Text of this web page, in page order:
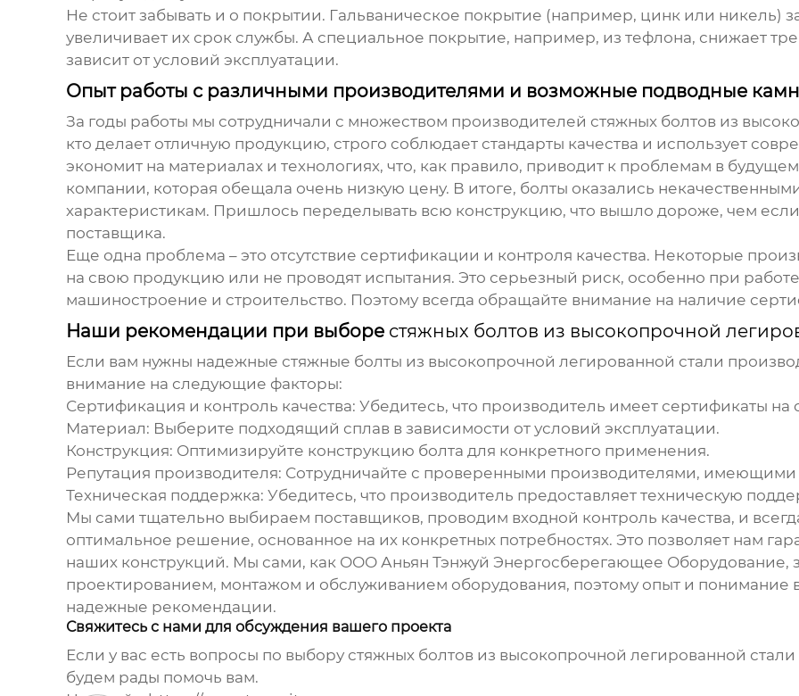
Не стоит забывать и о покрытии. Гальваническое покрытие (например, цинк или никель)
увеличивает их срок службы. А специальное покрытие, например, из тефлона, снижает
зависит от условий эксплуатации.
Опыт работы с различными производителями и возможные подводные
За годы работы мы сотрудничали с множеством производителей стяжных болтов из
кто делает отличную продукцию, строго соблюдает стандарты качества и использует
экономит на материалах и технологиях, что, как правило, приводит к проблемам в
компании, которая обещала очень низкую цену. В итоге, болты оказались
характеристикам. Пришлось переделывать всю конструкцию, что вышло дороже, чем
поставщика.
Еще одна проблема – это отсутствие сертификации и контроля качества. Некоторые
на свою продукцию или не проводят испытания. Это серьезный риск, особенно при
машиностроение и строительство. Поэтому всегда обращайте внимание на наличие
Наши рекомендации при выборе стяжных болтов из высокопрочной
Если вам нужны надежные стяжные болты из высокопрочной легированной стали
внимание на следующие факторы:
Сертификация и контроль качества: Убедитесь, что производитель имеет сертификаты
Материал: Выберите подходящий сплав в зависимости от условий эксплуатации.
Конструкция: Оптимизируйте конструкцию болта для конкретного применения.
Репутация производителя: Сотрудничайте с проверенными производителями,
Техническая поддержка: Убедитесь, что производитель предоставляет техническую
Мы сами тщательно выбираем поставщиков, проводим входной контроль качества, и
оптимальное решение, основанное на их конкретных потребностях. Это позволяет нам
наших конструкций. Мы сами, как ООО Аньян Тэнжуй Энергосберегающее Оборудование,
проектированием, монтажом и обслуживанием оборудования, поэтому опыт и понимание
надежные рекомендации.
Свяжитесь с нами для обсуждения вашего проекта
Если у вас есть вопросы по выбору стяжных болтов из высокопрочной легированной
будем рады помочь вам.